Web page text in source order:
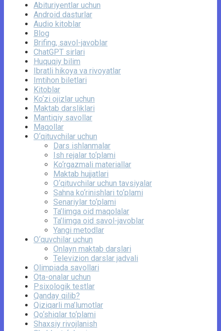
Abituriyentlar uchun
Android dasturlar
Audio kitoblar
Blog
Brifing, savol-javoblar
ChatGPT sirlari
Huquqiy bilim
Ibratli hikoya va rivoyatlar
Imtihon biletlari
Kitoblar
Ko‘zi ojizlar uchun
Maktab darsliklari
Mantiqiy savollar
Maqollar
O‘qituvchilar uchun
Dars ishlanmalar
Ish rejalar to‘plami
Ko‘rgazmali materiallar
Maktab hujjatlari
O‘qituvchilar uchun tavsiyalar
Sahna ko‘rinishlari to‘plami
Senariylar to‘plami
Ta’limga oid maqolalar
Ta’limga oid savol-javoblar
Yangi metodlar
O‘quvchilar uchun
Onlayn maktab darslari
Televizion darslar jadvali
Olimpiada savollari
Ota-onalar uchun
Psixologik testlar
Qanday qilib?
Qiziqarli ma’lumotlar
Qo‘shiqlar to‘plami
Shaxsiy rivojlanish